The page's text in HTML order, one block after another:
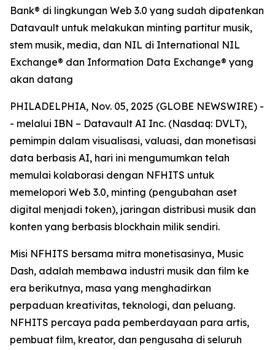
Bank® di lingkungan Web 3.0 yang sudah dipatenkan
Datavault untuk melakukan minting partitur musik,
stem musik, media, dan NIL di International NIL
Exchange® dan Information Data Exchange® yang
akan datang
PHILADELPHIA, Nov. 05, 2025 (GLOBE NEWSWIRE) -
- melalui IBN – Datavault AI Inc. (Nasdaq: DVLT),
pemimpin dalam visualisasi, valuasi, dan monetisasi
data berbasis AI, hari ini mengumumkan telah
memulai kolaborasi dengan NFHITS untuk
memelopori Web 3.0, minting (pengubahan aset
digital menjadi token), jaringan distribusi musik dan
konten yang berbasis blockhain milik sendiri.
Misi NFHITS bersama mitra monetisasinya, Music
Dash, adalah membawa industri musik dan film ke
era berikutnya, masa yang menghadirkan
perpaduan kreativitas, teknologi, dan peluang.
NFHITS percaya pada pemberdayaan para artis,
pembuat film, kreator, dan pengusaha di seluruh